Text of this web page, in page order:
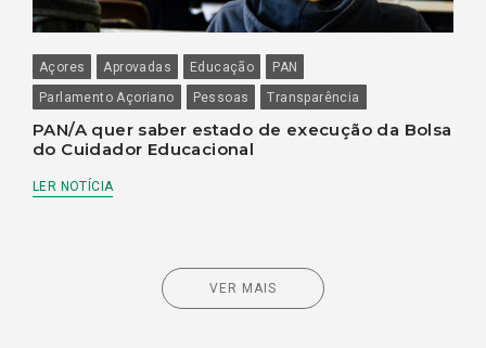
Açores Aprovadas Educação
PAN
Parlamento Açoriano
Pessoas Transparência
PAN/A quer saber estado de execução da Bolsa
do Cuidador Educacional
LER NOTÍCIA
VER MAIS